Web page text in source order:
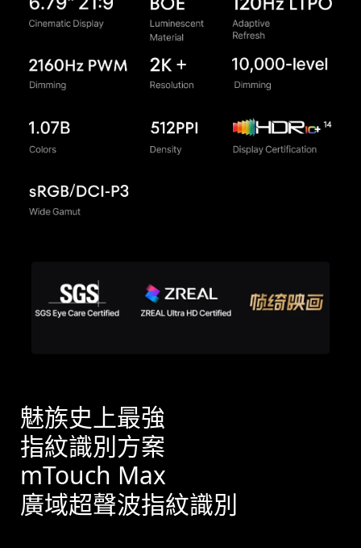
魅族史上最強
指紋識別方案
mTouch Max
廣域超聲波指紋識別